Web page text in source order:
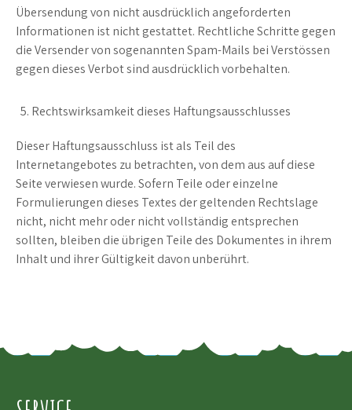
Übersendung von nicht ausdrücklich angeforderten
Informationen ist nicht gestattet. Rechtliche Schritte gegen
die Versender von sogenannten Spam-Mails bei Verstössen
gegen dieses Verbot sind ausdrücklich vorbehalten.
Rechtswirksamkeit dieses Haftungsausschlusses
Dieser Haftungsausschluss ist als Teil des
Internetangebotes zu betrachten, von dem aus auf diese
Seite verwiesen wurde. Sofern Teile oder einzelne
Formulierungen dieses Textes der geltenden Rechtslage
nicht, nicht mehr oder nicht vollständig entsprechen
sollten, bleiben die übrigen Teile des Dokumentes in ihrem
Inhalt und ihrer Gültigkeit davon unberührt.